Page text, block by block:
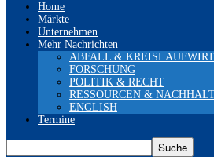
Home
Märkte
Unternehmen
Mehr Nachrichten
ABFALL &
FORSCHUNG
POLITIK & RECHT
RESSOURCEN &
ENGLISH
Termine